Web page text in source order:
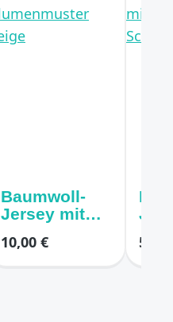
Baumwoll-
Jersey mit
Blumenmust
10,00 € 5,00